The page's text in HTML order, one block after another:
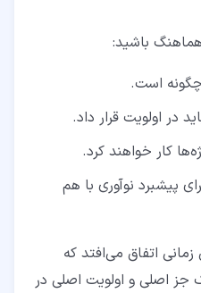
باشید:
است.
در اولویت قرار داد.
کار خواهند کرد.
پیشبرد نوآوری با هم
زمانی اتفاق می‌افتد که
جز اصلی و اولویت اصلی در